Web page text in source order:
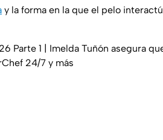
y la forma en la que el pelo
Parte 1 | Imelda Tuñón asegura
24/7 y más